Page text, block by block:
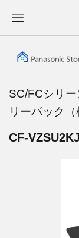
SC/FCシリ
リーパック（
CF-